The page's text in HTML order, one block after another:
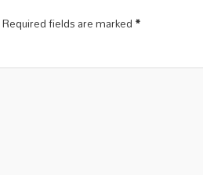
Required fields are marked*